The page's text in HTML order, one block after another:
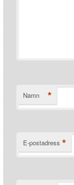
Namn *
E-postadress *